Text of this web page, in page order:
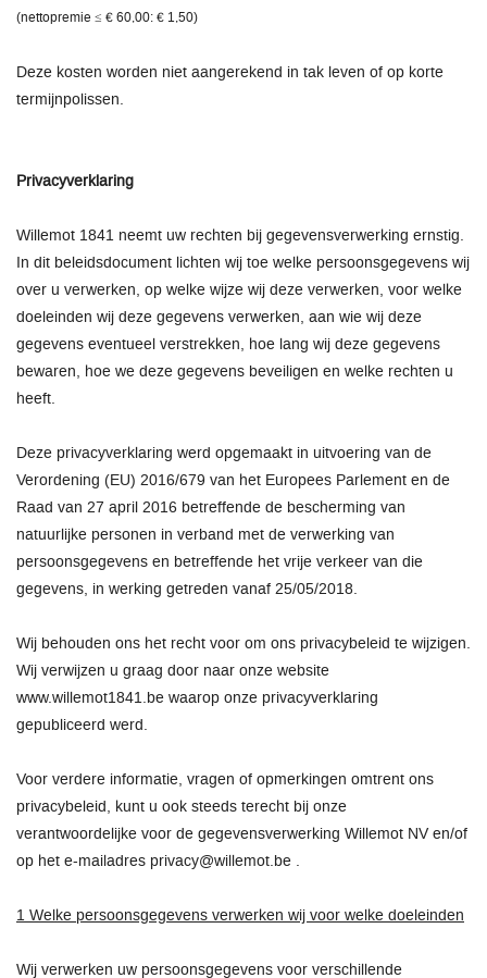
(nettopremie ≤ € 60,00: € 1,50)
Deze kosten worden niet aangerekend in tak leven of op korte
termijnpolissen.
Privacyverklaring
Willemot 1841 neemt uw rechten bij gegevensverwerking ernstig.
In dit beleidsdocument lichten wij toe welke persoonsgegevens wij
over u verwerken, op welke wijze wij deze verwerken, voor welke
doeleinden wij deze gegevens verwerken, aan wie wij deze
gegevens eventueel verstrekken, hoe lang wij deze gegevens
bewaren, hoe we deze gegevens beveiligen en welke rechten u
heeft.
Deze privacyverklaring werd opgemaakt in uitvoering van de
Verordening (EU) 2016/679 van het Europees Parlement en de
Raad van 27 april 2016 betreffende de bescherming van
natuurlijke personen in verband met de verwerking van
persoonsgegevens en betreffende het vrije verkeer van die
gegevens, in werking getreden vanaf 25/05/2018.
Wij behouden ons het recht voor om ons privacybeleid te wijzigen.
Wij verwijzen u graag door naar onze website
www.willemot1841.be waarop onze privacyverklaring
gepubliceerd werd.
Voor verdere informatie, vragen of opmerkingen omtrent ons
privacybeleid, kunt u ook steeds terecht bij onze
verantwoordelijke voor de gegevensverwerking Willemot NV en/of
op het e-mailadres privacy@willemot.be .
1 Welke persoonsgegevens verwerken wij voor welke doeleinden
Wij verwerken uw persoonsgegevens voor verschillende